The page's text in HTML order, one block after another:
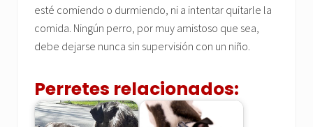
esté comiendo o durmiendo, ni a intentar quitarle la
comida. Ningún perro, por muy amistoso que sea,
debe dejarse nunca sin supervisión con un niño.
Perretes relacionados: